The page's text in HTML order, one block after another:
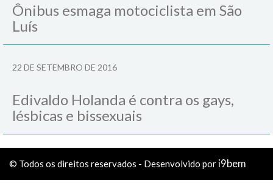
Ônibus esmaga motociclista em São
Luís
22 DE SETEMBRO DE 2016
Edivaldo Holanda é contra os gays,
lésbicas e bissexuais
© Todos os direitos reservados - Desenvolvido por i9bem